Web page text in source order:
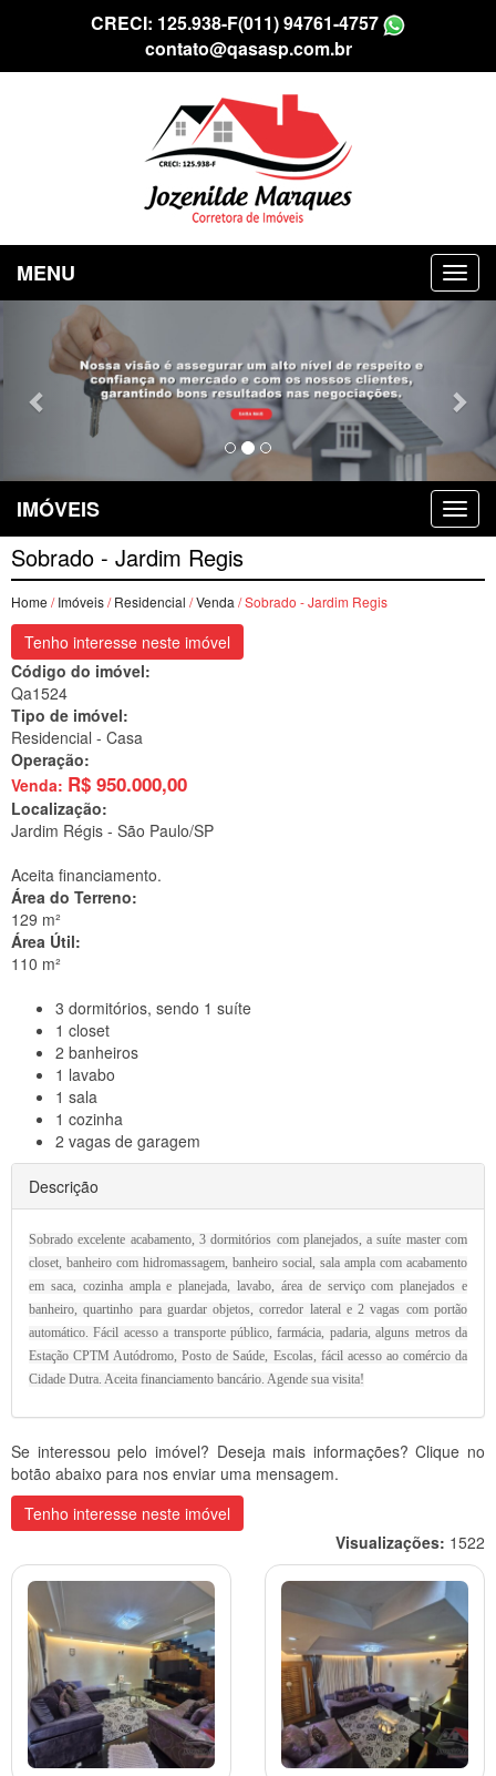
CRECI: 125.938-F(011) 94761-4757
contato@qasasp.com.br
MENU
Previous
IMÓVEIS
Sobrado - Jardim Regis
Home /Imóveis/Residencial /Venda / Sobrado - Jardim Regis
Tenho interesse neste imóvel
Código do imóvel:
Qa1524
Tipo de imóvel:
Residencial - Casa
Operação:
Venda: R$ 950.000,00
Localização:
Jardim Régis - São Paulo/SP
Aceita financiamento.
Área do Terreno:
129 m²
Área Útil:
110 m²
3 dormitórios, sendo 1 suíte
1 closet
2 banheiros
1 lavabo
1 sala
1 cozinha
2 vagas de garagem
Descrição
Sobrado excelente acabamento, 3 dormitórios com planejados, a suíte master com
closet, banheiro com hidromassagem, banheiro social, sala ampla com acabamento
em saca, cozinha ampla e planejada, lavabo, área de serviço com planejados e
banheiro, quartinho para guardar objetos, corredor lateral e 2 vagas com portão
automático. Fácil acesso a transporte público, farmácia, padaria, alguns metros da
Estação CPTM Autódromo, Posto de Saúde, Escolas, fácil acesso ao comércio da
Cidade Dutra. Aceita financiamento bancário. Agende sua visita!
Se interessou pelo imóvel? Deseja mais informações? Clique no
botão abaixo para nos enviar uma mensagem.
Tenho interesse neste imóvel
Visualizações: 1522